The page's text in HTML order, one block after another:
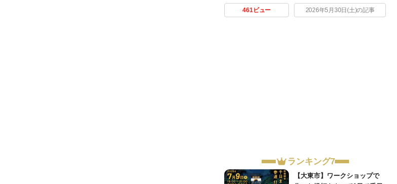
461ビュー 2026年5月30日(土)の記事
ランキング7
【大東市】ワークショップで